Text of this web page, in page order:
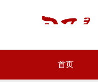
首页